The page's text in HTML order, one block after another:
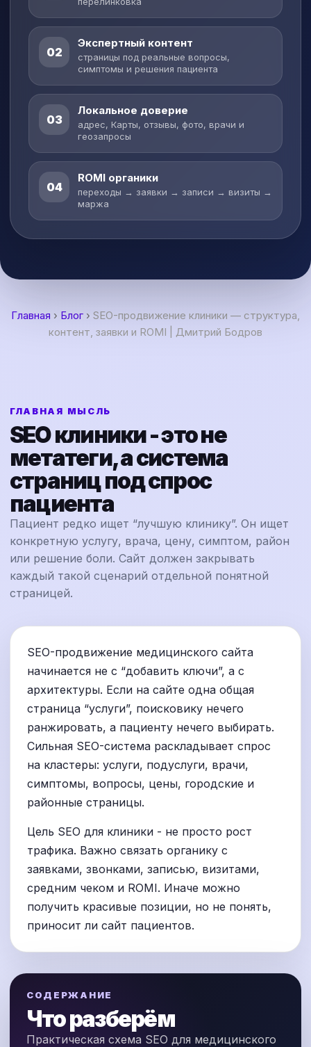
02
Экспертный контент
страницы под реальные вопросы,
симптомы и решения пациента
03
Локальное доверие
адрес, Карты, отзывы, фото, врачи и
геозапросы
04
ROMI органики
переходы → заявки → записи → визиты →
маржа
Главная › Блог › SEO-продвижение клиники — структура,
контент, заявки и ROMI | Дмитрий Бодров
ГЛАВНАЯ МЫСЛЬ
SEO клиники - это не
метатеги, а система
страниц под спрос
пациента
Пациент редко ищет “лучшую клинику”. Он ищет
конкретную услугу, врача, цену, симптом, район
или решение боли. Сайт должен закрывать
каждый такой сценарий отдельной понятной
страницей.
SEO-продвижение медицинского сайта
начинается не с “добавить ключи”, а с
архитектуры. Если на сайте одна общая
страница “услуги”, поисковику нечего
ранжировать, а пациенту нечего выбирать.
Сильная SEO-система раскладывает спрос
на кластеры: услуги, подуслуги, врачи,
симптомы, вопросы, цены, городские и
районные страницы.
Цель SEO для клиники - не просто рост
трафика. Важно связать органику с
заявками, звонками, записью, визитами,
средним чеком и ROMI. Иначе можно
получить красивые позиции, но не понять,
приносит ли сайт пациентов.
СОДЕРЖАНИЕ
Что разберём
Практическая схема SEO для медицинского